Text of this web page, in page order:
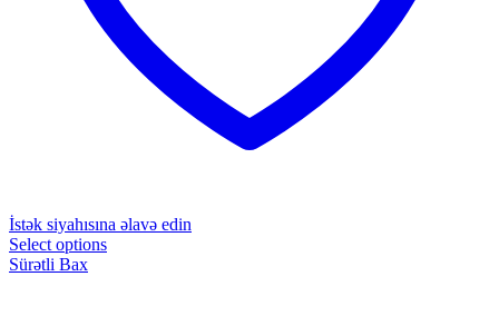
İstək siyahısına əlavə edin
Select options
Sürətli Bax